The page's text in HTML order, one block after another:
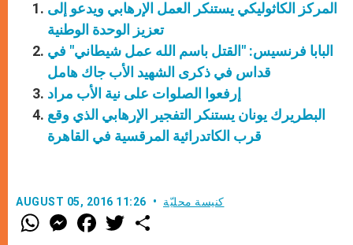
المركز الكاثوليكي يستنكر العمل الإرهابي ويدعو إلى
تعزيز الوحدة الوطنية
البابا فرنسيس: "القتل باسم الله عمل شيطاني" في
قداس في ذكرى الشهيد الأب جاك هامل
إرفعوا الصلوات على نية الأب مراد
البطريرك يونان يستنكر التفجير الإرهابي الذي وقع
قرب الكاتدرائية المرقسية في القاهرة
AUGUST 05, 2016 11:26 كنيسة محليّة
W
h
M
e
F
a w